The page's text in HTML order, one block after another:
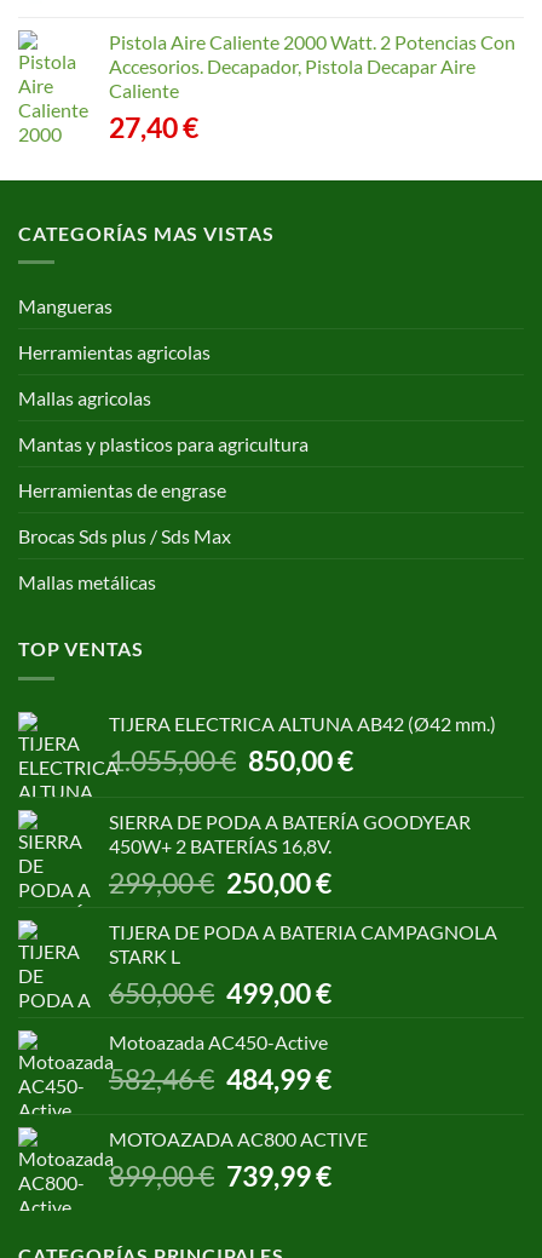
Pistola Aire Caliente 2000 Watt. 2 Potencias Con
Accesorios. Decapador, Pistola Decapar Aire
Caliente
27,40€
CATEGORÍAS MAS VISTAS
Mangueras
Herramientas agricolas
Mallas agricolas
Mantas y plasticos para agricultura
Herramientas de engrase
Brocas Sds plus / Sds Max
Mallas metálicas
TOP VENTAS
TIJERA ELECTRICA ALTUNA AB42 (Ø42 mm.)
1.055,00€ El
precio
era:
1.055,00 €.
850,00€El
precio
es:
SIERRA DE PODA A BATERÍA GOODYEAR
450W+ 2 BATERÍAS 16,8V.
299,00€ El
precio
original
250,00€El
precio
actual
TIJERA DE PODA A BATERIA CAMPAGNOLA
STARK L
650,00€
El
precio
original
650,00 €.
499,00€El
precio
499,00 €.
Motoazada AC450-Active
582,46€
El
precio
era:
582,46 €.
484,99€El
precio
es:
484,99 €.
MOTOAZADA AC800 ACTIVE
899,00€ El
precio
era:
739,99€El
precio